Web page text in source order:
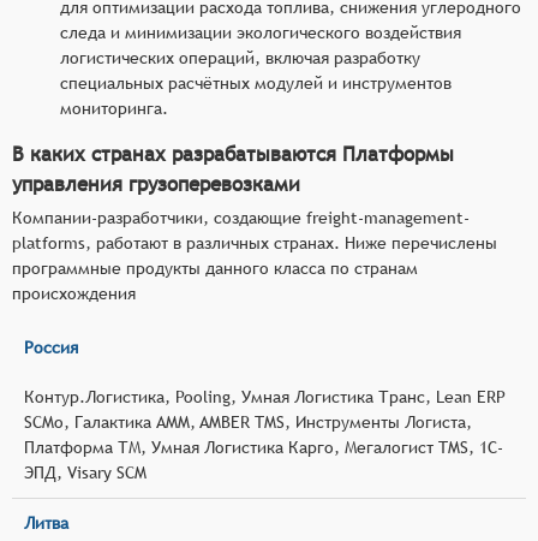
для оптимизации расхода топлива, снижения углеродного
следа и минимизации экологического воздействия
логистических операций, включая разработку
специальных расчётных модулей и инструментов
мониторинга.
В каких странах разрабатываются Платформы
управления грузоперевозками
Компании-разработчики, создающие freight-management-
platforms, работают в различных странах. Ниже перечислены
программные продукты данного класса по странам
происхождения
Россия
Контур.Логистика, Pooling, Умная Логистика Транс, Lean ERP
SCMo, Галактика AMM, AMBER TMS, Инструменты Логиста,
Платформа ТМ, Умная Логистика Карго, Мегалогист TMS, 1С-
ЭПД, Visary SCM
Литва